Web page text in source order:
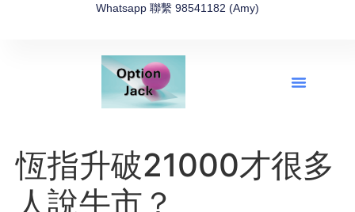
Whatsapp 聯繫 98541182 (Amy)
恆指升破21000才很多
人說牛市？